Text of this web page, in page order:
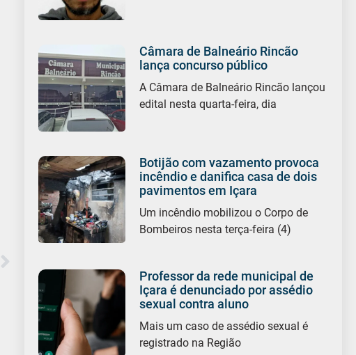
Câmara de Balneário Rincão
lança concurso público
A Câmara de Balneário Rincão lançou
edital nesta quarta-feira, dia
Botijão com vazamento provoca
incêndio e danifica casa de dois
pavimentos em Içara
Um incêndio mobilizou o Corpo de
Bombeiros nesta terça-feira (4)
Professor da rede municipal de
Içara é denunciado por assédio
sexual contra aluno
Mais um caso de assédio sexual é
registrado na Região